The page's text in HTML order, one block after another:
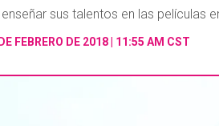
sus talentos en las películas
FEBRERO DE 2018 | 11:55 AM CST